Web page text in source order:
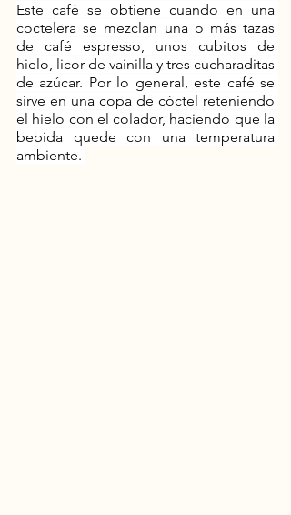
Este café se obtiene cuando en una
coctelera se mezclan una o más tazas
de café espresso, unos cubitos de
hielo, licor de vainilla y tres cucharaditas
de azúcar. Por lo general, este café se
sirve en una copa de cóctel reteniendo
el hielo con el colador, haciendo que la
bebida quede con una temperatura
ambiente.